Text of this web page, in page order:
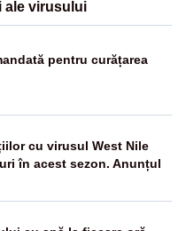
ale virusului
pentru curățarea
cu virusul West Nile
în acest sezon. Anunțul